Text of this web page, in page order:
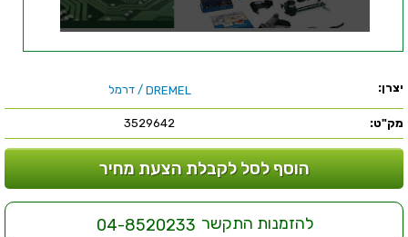
יצרן: DREMEL / דרמל
מק"ט: 3529642
הוסף לסל לקבלת הצעת מחיר
להזמנות התקשר 04-8520233